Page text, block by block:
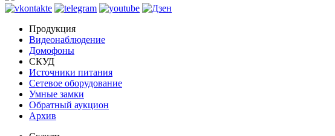
Продукция
Видеонаблюдение
Домофоны
СКУД
Источники питания
Сетевое оборудование
Умные замки
Обратный аукцион
Архив